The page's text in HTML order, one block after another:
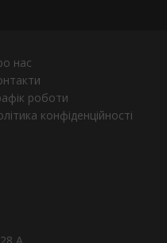
нас
роботи
конфіденційності